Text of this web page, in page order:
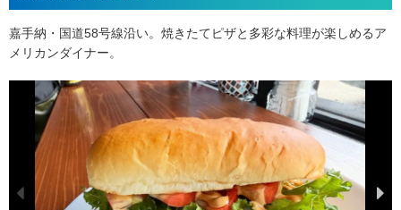
嘉手納・国道58号線沿い。焼きたてピザと多彩な料理が楽しめるア
メリカンダイナー。